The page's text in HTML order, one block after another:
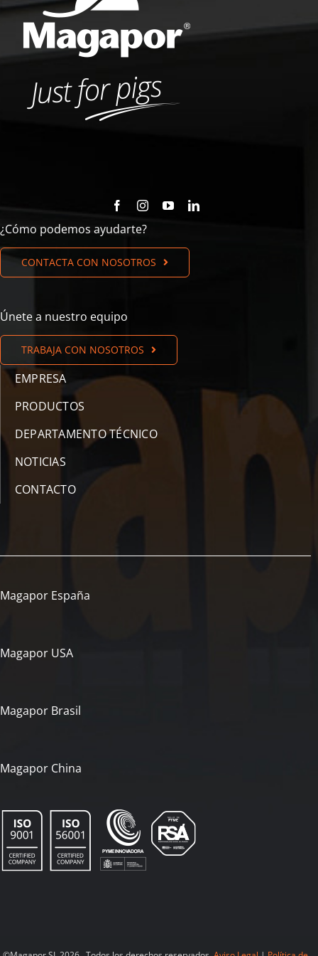
¿Cómo podemos ayudarte?
CONTACTA CON NOSOTROS
Únete a nuestro equipo
TRABAJA CON NOSOTROS
EMPRESA
PRODUCTOS
DEPARTAMENTO TÉCNICO
NOTICIAS
CONTACTO
Magapor España
Magapor USA
Magapor Brasil
Magapor China